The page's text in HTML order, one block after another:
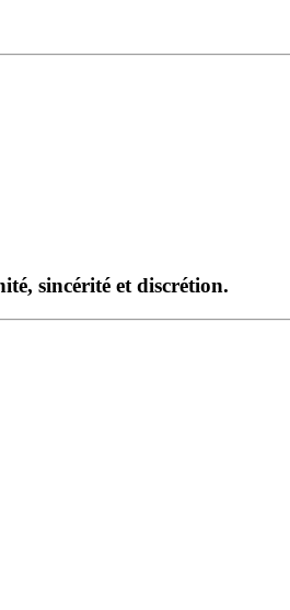
sincérité et discrétion.